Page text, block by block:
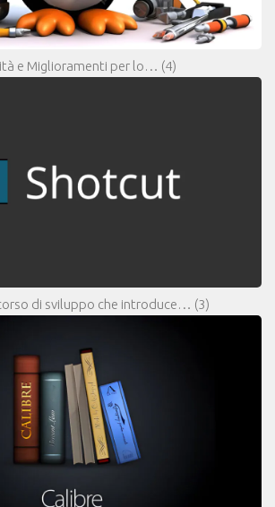
e Miglioramenti per lo… (4)
di sviluppo che introduce… (3)